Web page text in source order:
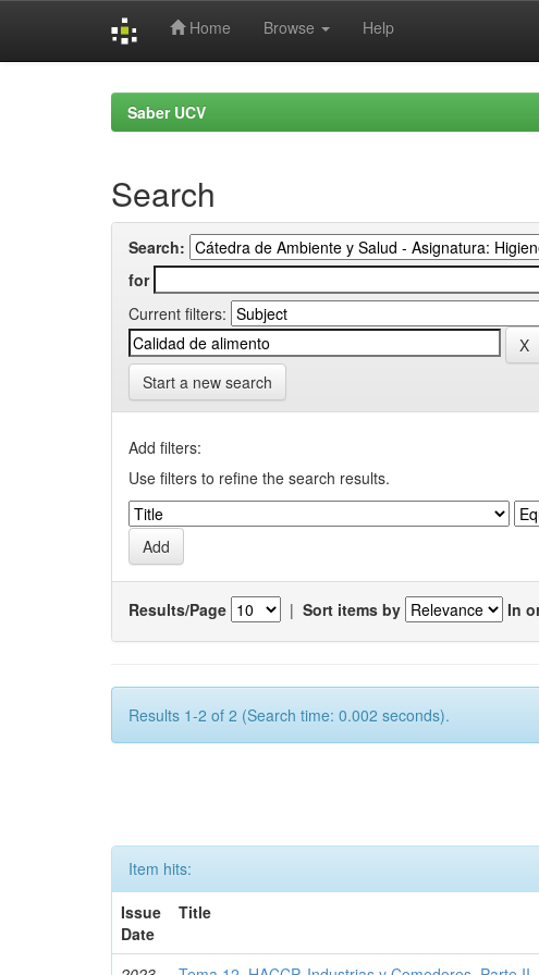
Home Browse Help
Saber UCV
Search
Search:
for
Current filters:
Start a new search
Add filters:
Use filters to refine the search results.
Results/Page | Sort items by In
Results 1-2 of 2 (Search time: 0.002 seconds).
Item hits:
Issue
Date
Title